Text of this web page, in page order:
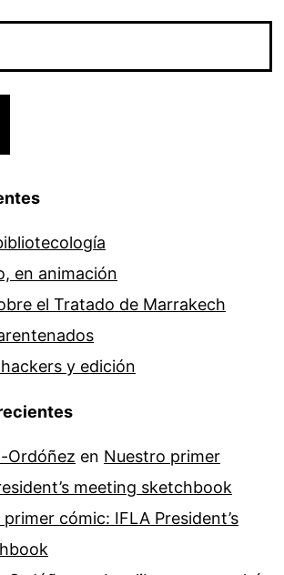
en animación
el Tratado de Marrakech
y edición
Ordóñez en Nuestro primer
meeting sketchbook
cómic: IFLA President’s